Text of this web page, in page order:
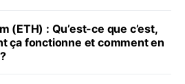
(ETH) : Qu’est-ce que c’est,
ça fonctionne et comment en